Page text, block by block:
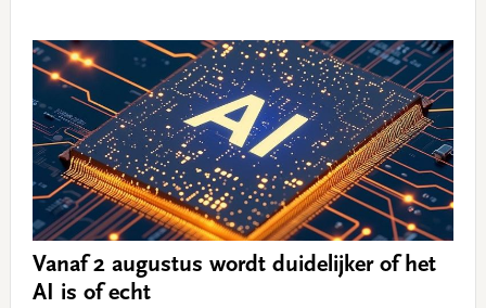
Vanaf 2 augustus wordt duidelijker of het
AI is of echt